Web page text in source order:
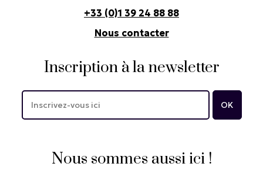
+33 (0)1 39 24 88 88
Nous contacter
Inscription à la newsletter
Nous sommes aussi ici !